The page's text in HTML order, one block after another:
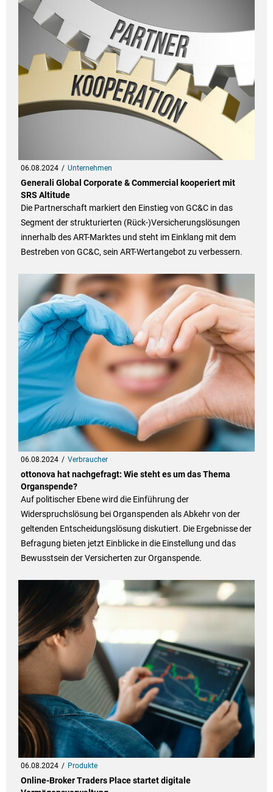
06.08.2024 Unternehmen
Generali Global Corporate & Commercial kooperiert mit
SRS Altitude
Die Partnerschaft markiert den Einstieg von GC&C in das
Segment der strukturierten (Rück-)Versicherungslösungen
innerhalb des ART-Marktes und steht im Einklang mit dem
Bestreben von GC&C, sein ART-Wertangebot zu verbessern.
06.08.2024 Verbraucher
ottonova hat nachgefragt: Wie steht es um das Thema
Organspende?
Auf politischer Ebene wird die Einführung der
Widerspruchslösung bei Organspenden als Abkehr von der
geltenden Entscheidungslösung diskutiert. Die Ergebnisse der
Befragung bieten jetzt Einblicke in die Einstellung und das
Bewusstsein der Versicherten zur Organspende.
06.08.2024 Produkte
Online-Broker Traders Place startet digitale